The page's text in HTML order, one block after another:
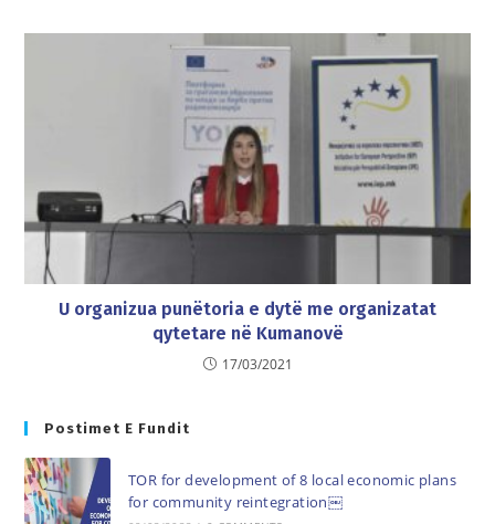
U organizua punëtoria e dytë me organizatat
qytetare në Kumanovë
17/03/2021
Postimet E Fundit
TOR for development of 8 local economic plans
for community reintegration￼